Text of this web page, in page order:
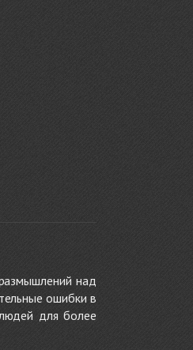
над
ошибки в
для более